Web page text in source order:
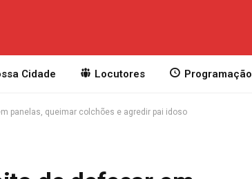
Cidade Locutores Programação
panelas, queimar colchões e agredir pai idoso